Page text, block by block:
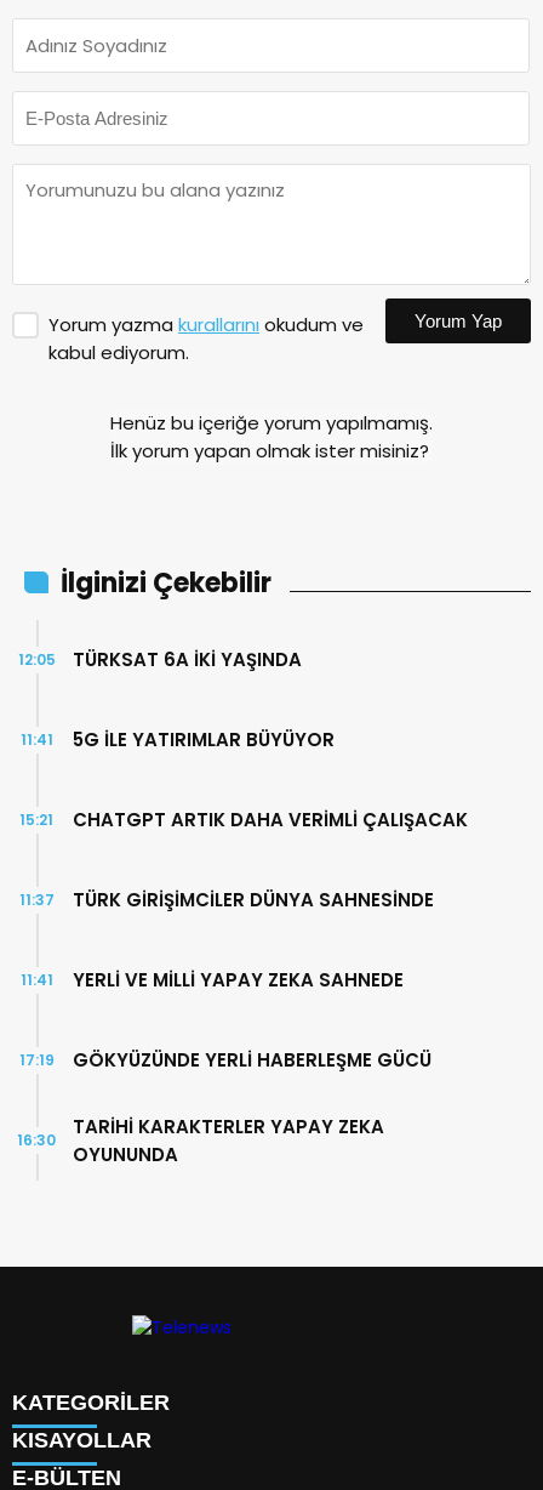
Yorum yazma kurallarını okudum ve
kabul ediyorum.
Yorum Yap
Henüz bu içeriğe yorum yapılmamış.
İlk yorum yapan olmak ister misiniz?
İlginizi Çekebilir
TÜRKSAT 6A İKİ YAŞINDA
12:05
5G İLE YATIRIMLAR BÜYÜYOR
11:41
CHATGPT ARTIK DAHA VERİMLİ ÇALIŞACAK
15:21
TÜRK GİRİŞİMCİLER DÜNYA SAHNESİNDE
11:37
YERLİ VE MİLLİ YAPAY ZEKA SAHNEDE
11:41
GÖKYÜZÜNDE YERLİ HABERLEŞME GÜCÜ
17:19
TARİHİ KARAKTERLER YAPAY ZEKA
OYUNUNDA
16:30
KATEGORİLER
TÜRK DÜNYASI
KISAYOLLAR
E-BÜLTEN